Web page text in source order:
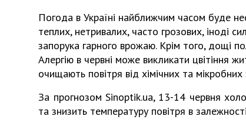
Погода в Україні найближчим часом буде
теплих, нетривалих, часто грозових, іноді
запорука гарного врожаю. Крім того, дощі
Алергію в червні може викликати
очищають повітря від хімічних та
За прогнозом Sinoptik.ua, 13-14 червня
та знизить температуру повітря в